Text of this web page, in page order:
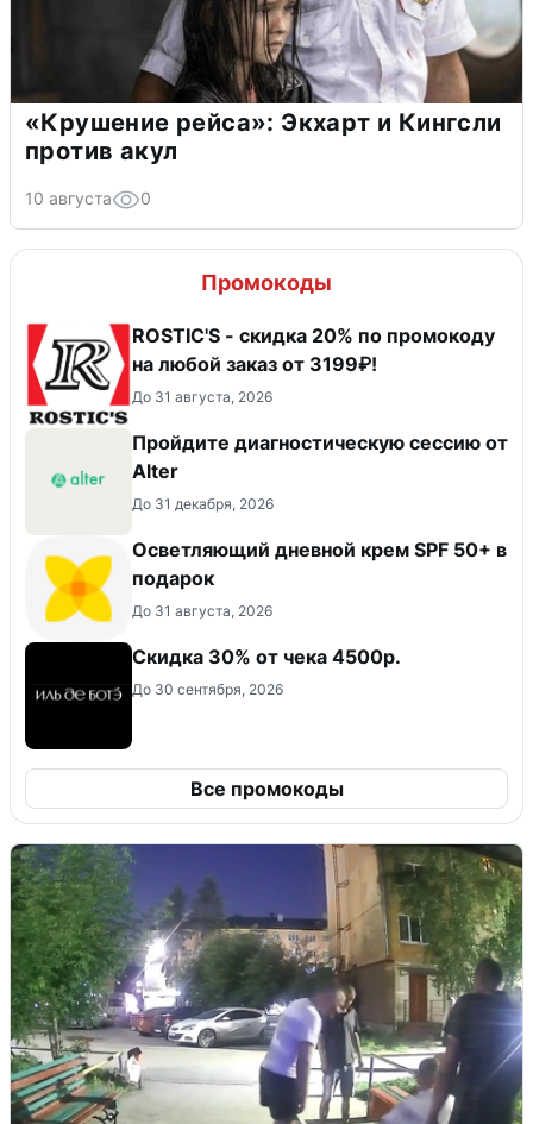
«Крушение рейса»: Экхарт и Кингсли
против акул
10 августа 0
Промокоды
ROSTIC'S - скидка 20% по промокоду
на любой заказ от 3199₽!
До 31 августа, 2026
Пройдите диагностическую сессию от
Alter
До 31 декабря, 2026
Осветляющий дневной крем SPF 50+ в
подарок
До 31 августа, 2026
Скидка 30% от чека 4500р.
До 30 сентября, 2026
Все промокоды